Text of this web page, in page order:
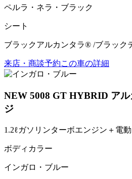
ペルラ・ネラ・ブラック
シート
ブラックアルカンタラ® /ブラック
来店・商談予約この車の詳細
NEW 5008 GT HYBRID ア
ジ
1.2ℓガソリンターボエンジン＋電
ボディカラー
インガロ・ブルー